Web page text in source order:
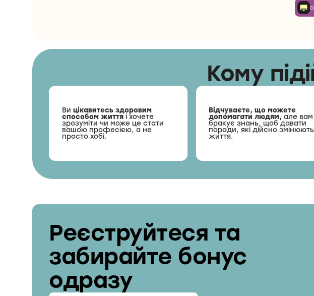
Кому
Ви цікавитесь здоровим
способом життяі хочете
зрозуміти чи може це стати
вашою професією, а не
просто хобі.
Відчуваєте, що можете
допомагати людям, але вам
бракує знань, щоб давати
поради, які дійсно змінюють
життя.
Реєструйтеся та
забирайте бонус
одразу